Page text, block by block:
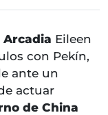
Eileen
con Pekín,
ante un
actuar
de China